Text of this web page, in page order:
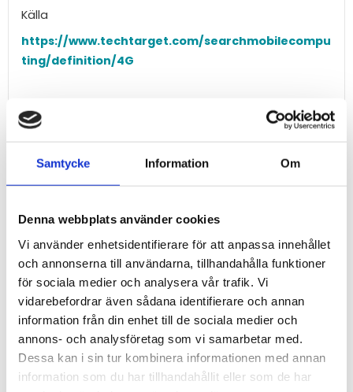
Samtycke Information Om
Denna webbplats använder cookies
Vi använder enhetsidentifierare för att anpassa innehållet
och annonserna till användarna, tillhandahålla funktioner
för sociala medier och analysera vår trafik. Vi
vidarebefordrar även sådana identifierare och annan
information från din enhet till de sociala medier och
annons- och analysföretag som vi samarbetar med.
Dessa kan i sin tur kombinera informationen med annan
information som du har tillhandahållit eller som de har
Källa
https://www.techtarget.com/searchmobilecompu
ting/definition/4G
Kategorier
Produkter (55)
Funktioner (16)
Tjänster (11)
Nyhetsbrev (5)
Taggar
Givare
Fjärrmätning
Sensor